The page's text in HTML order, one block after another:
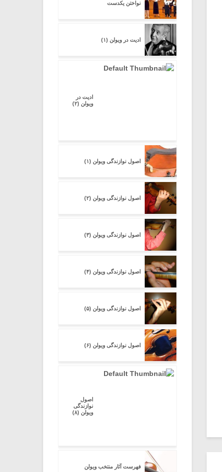
نواختن یکدست
ادیت در ویولن (۱)
ادیت در
ویولن (۲)
اصول نوازندگی ویولن (۱)
اصول نوازندگی ویولن (۲)
اصول نوازندگی ویولن (۳)
اصول نوازندگی ویولن (۴)
اصول نوازندگی ویولن (۵)
اصول نوازندگی ویولن (۶)
اصول
نوازندگی
ویولن (۸)
فهرست آثار منتخب ویولن